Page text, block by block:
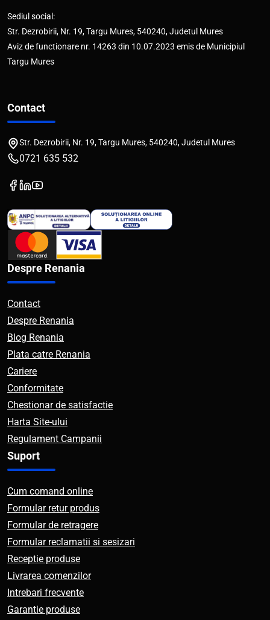
Sediul social:
Str. Dezrobirii, Nr. 19, Targu Mures, 540240, Judetul Mures
Aviz de functionare nr. 14263 din 10.07.2023 emis de Municipiul
Targu Mures
Contact
Str. Dezrobirii, Nr. 19, Targu Mures, 540240, Judetul Mures
0721 635 532
Despre Renania
Contact
Despre Renania
Blog Renania
Plata catre Renania
Cariere
Conformitate
Chestionar de satisfactie
Harta Site-ului
Regulament Campanii
Suport
Cum comand online
Formular retur produs
Formular de retragere
Formular reclamatii si sesizari
Receptie produse
Livrarea comenzilor
Intrebari frecvente
Garantie produse